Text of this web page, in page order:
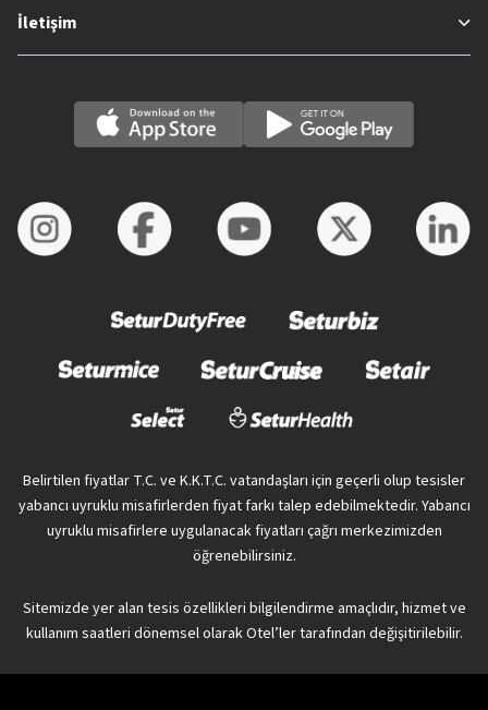
İletişim
Belirtilen fiyatlar T.C. ve K.K.T.C. vatandaşları için geçerli olup tesisler
yabancı uyruklu misafirlerden fiyat farkı talep edebilmektedir. Yabancı
uyruklu misafirlere uygulanacak fiyatları çağrı merkezimizden
öğrenebilirsiniz.
Sitemizde yer alan tesis özellikleri bilgilendirme amaçlıdır, hizmet ve
kullanım saatleri dönemsel olarak Otel’ler tarafından değişitirilebilir.